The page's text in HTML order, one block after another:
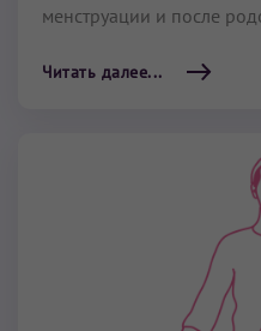
менструации и после
Читать далее...